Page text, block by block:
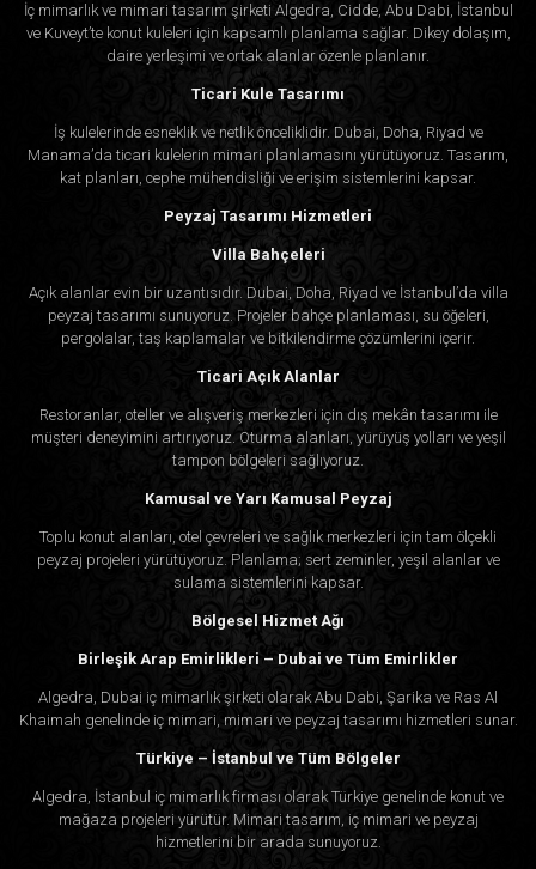
İç mimarlık ve mimari tasarım şirketi Algedra, Cidde, Abu Dabi, İstanbul
ve Kuveyt’te konut kuleleri için kapsamlı planlama sağlar. Dikey dolaşım,
daire yerleşimi ve ortak alanlar özenle planlanır.
Ticari Kule Tasarımı
İş kulelerinde esneklik ve netlik önceliklidir. Dubai, Doha, Riyad ve
Manama’da ticari kulelerin mimari planlamasını yürütüyoruz. Tasarım,
kat planları, cephe mühendisliği ve erişim sistemlerini kapsar.
Peyzaj Tasarımı Hizmetleri
Villa Bahçeleri
Açık alanlar evin bir uzantısıdır. Dubai, Doha, Riyad ve İstanbul’da villa
peyzaj tasarımı sunuyoruz. Projeler bahçe planlaması, su öğeleri,
pergolalar, taş kaplamalar ve bitkilendirme çözümlerini içerir.
Ticari Açık Alanlar
Restoranlar, oteller ve alışveriş merkezleri için dış mekân tasarımı ile
müşteri deneyimini artırıyoruz. Oturma alanları, yürüyüş yolları ve yeşil
tampon bölgeleri sağlıyoruz.
Kamusal ve Yarı Kamusal Peyzaj
Toplu konut alanları, otel çevreleri ve sağlık merkezleri için tam ölçekli
peyzaj projeleri yürütüyoruz. Planlama; sert zeminler, yeşil alanlar ve
sulama sistemlerini kapsar.
Bölgesel Hizmet Ağı
Birleşik Arap Emirlikleri – Dubai ve Tüm Emirlikler
Algedra, Dubai iç mimarlık şirketi olarak Abu Dabi, Şarika ve Ras Al
Khaimah genelinde iç mimari, mimari ve peyzaj tasarımı hizmetleri sunar.
Türkiye – İstanbul ve Tüm Bölgeler
Algedra, İstanbul iç mimarlık firması olarak Türkiye genelinde konut ve
mağaza projeleri yürütür. Mimari tasarım, iç mimari ve peyzaj
hizmetlerini bir arada sunuyoruz.